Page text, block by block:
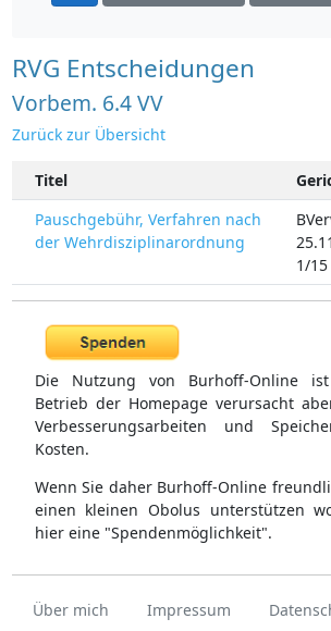
RVG Entscheidungen
Vorbem. 6.4 VV
Zurück zur Übersicht
Titel
Pauschgebühr, Verfahren nach
der Wehrdisziplinarordnung
1/15
Die Nutzung von Burhoff-Online
Betrieb der Homepage verursacht
Verbesserungsarbeiten und
Kosten.
Wenn Sie daher Burhoff-Online
einen kleinen Obolus unterstützen
hier eine "Spendenmöglichkeit".
Über mich Impressum